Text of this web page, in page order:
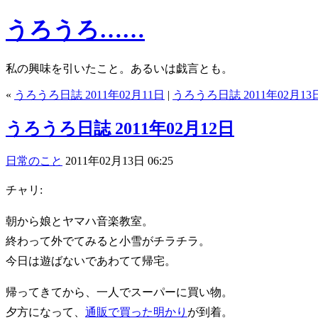
うろうろ……
私の興味を引いたこと。あるいは戯言とも。
« うろうろ日誌 2011年02月11日 | うろうろ日誌 2011年02月13
うろうろ日誌 2011年02月12日
日常のこと 2011年02月13日 06:25
チャリ:
朝から娘とヤマハ音楽教室。
終わって外でてみると小雪がチラチラ。
今日は遊ばないであわてて帰宅。
帰ってきてから、一人でスーパーに買い物。
夕方になって、 通販で買った明かり が到着。